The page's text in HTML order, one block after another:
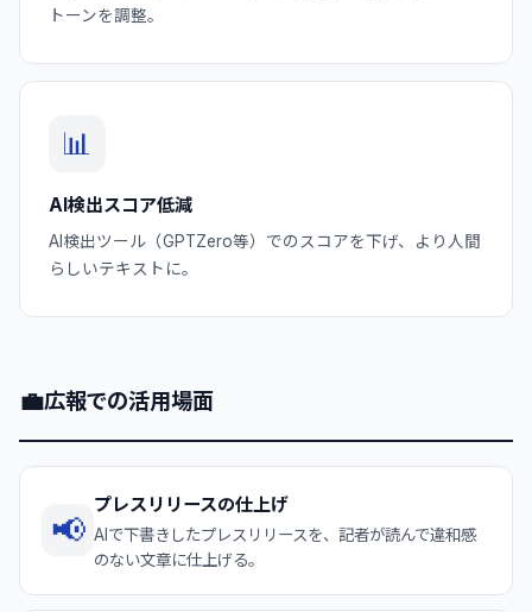
トーンを調整。
📊
AI検出スコア低減
AI検出ツール（GPTZero等）でのスコアを下げ、より人間
らしいテキストに。
💼広報での活用場面
📢
プレスリリースの仕上げ
AIで下書きしたプレスリリースを、記者が読んで違和感
のない文章に仕上げる。